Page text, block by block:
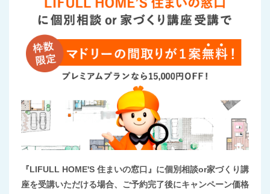
『LIFULL HOME'S 住まいの窓口』に個別相談or家づくり講
座を受講いただける場合、ご予約完了後にキャンペーン価格